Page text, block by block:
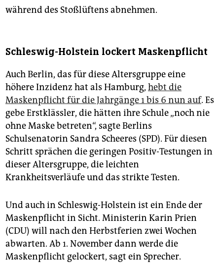
während des Stoßlüftens abnehmen.
Schleswig-Holstein lockert Maskenpflicht
Auch Berlin, das für diese Altersgruppe eine
höhere Inzidenz hat als Hamburg, hebt die
Maskenpflicht für die Jahrgänge 1 bis 6 nun auf. Es
gebe Erstklässler, die hätten ihre Schule „noch nie
ohne Maske betreten“, sagte Berlins
Schulsenatorin Sandra Scheeres (SPD). Für diesen
Schritt sprächen die geringen Positiv-Testungen in
dieser Altersgruppe, die leichten
Krankheitsverläufe und das strikte Testen.
Und auch in Schleswig-Holstein ist ein Ende der
Maskenpflicht in Sicht. Ministerin Karin Prien
(CDU) will nach den Herbstferien zwei Wochen
abwarten. Ab 1. November dann werde die
Maskenpflicht gelockert, sagt ein Sprecher.